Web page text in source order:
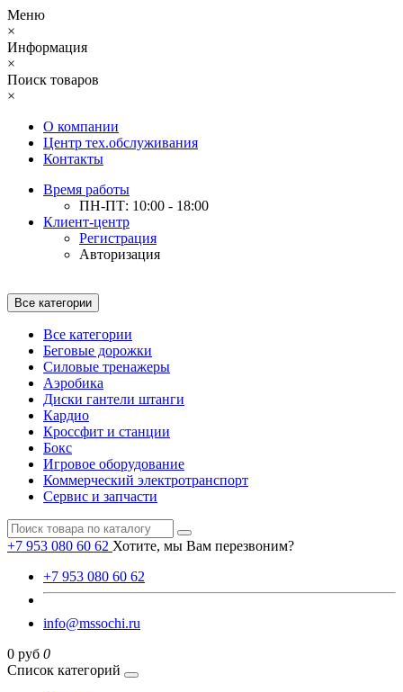
Меню
×
Информация
×
Поиск товаров
×
О компании
Центр тех.обслуживания
Контакты
Время работы
ПН-ПТ: 10:00 - 18:00
Клиент-центр
Регистрация
Авторизация
Все категории
Все категории
Беговые дорожки
Силовые тренажеры
Аэробика
Диски гантели штанги
Кардио
Кроссфит и станции
Бокс
Игровое оборудование
Коммерческий электротранспорт
Сервис и запчасти
+7 953 080 60 62 Хотите, мы Вам перезвоним?
+7 953 080 60 62
info@mssochi.ru
0 руб 0
Список категорий